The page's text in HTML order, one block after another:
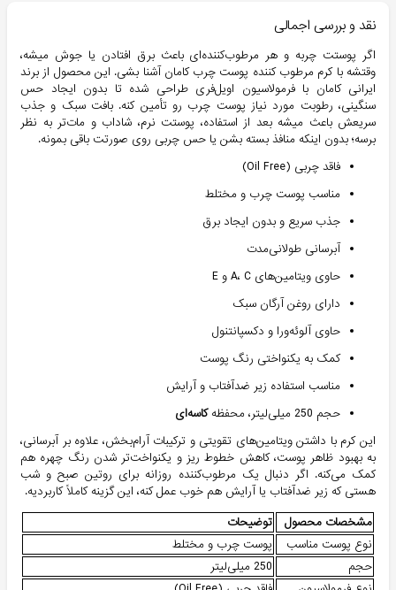
نقد و بررسی اجمالی
اگر پوستت چربه و هر مرطوب‌کننده‌ای باعث برق افتادن یا جوش میشه،
وقتشه با کرم مرطوب کننده پوست چرب کامان آشنا بشی. این محصول از برند
ایرانی کامان با فرمولاسیون اویل‌فری طراحی شده تا بدون ایجاد حس
سنگینی، رطوبت مورد نیاز پوست چرب رو تأمین کنه. بافت سبک و جذب
سریعش باعث میشه بعد از استفاده، پوستت نرم، شاداب و مات‌تر به نظر
برسه؛ بدون اینکه منافذ بسته بشن یا حس چربی روی صورتت باقی بمونه.
فاقد چربی (Oil Free)
مناسب پوست چرب و مختلط
جذب سریع و بدون ایجاد برق
آبرسانی طولانی‌مدت
حاوی ویتامین‌های A، C و E
دارای روغن آرگان سبک
حاوی آلوئه‌ورا و دکسپانتنول
کمک به یکنواختی رنگ پوست
مناسب استفاده زیر ضدآفتاب و آرایش
حجم 250 میلی‌لیتر، محفظه
کاسه‌ای
این کرم با داشتن ویتامین‌های تقویتی و ترکیبات آرام‌بخش، علاوه بر آبرسانی،
به بهبود ظاهر پوست، کاهش خطوط ریز و یکنواخت‌تر شدن رنگ چهره هم
کمک می‌کنه. اگر دنبال یک مرطوب‌کننده روزانه برای روتین صبح و شب
هستی که زیر ضدآفتاب یا آرایش هم خوب عمل کنه، این گزینه کاملاً کاربردیه.
مشخصات محصول
توضیحات
نوع پوست مناسب
پوست چرب و مختلط
حجم
250 میلی‌لیتر